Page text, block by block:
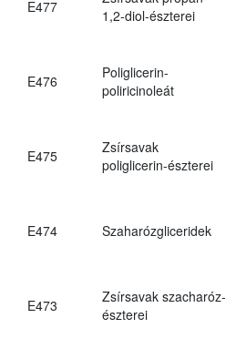
E477
1,2-diol-észterei
E476
Poliglicerin-
poliricinoleát
E475
Zsírsavak
poliglicerin-észterei
E474 Szaharózgliceridek
E473
Zsírsavak szacharóz-
észterei